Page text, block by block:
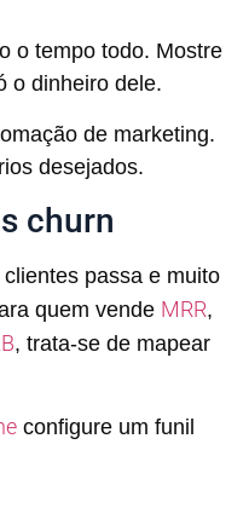
o tempo todo. Mostre
o dinheiro dele.
de marketing.
desejados.
churn
passa e muito
quem vende MRR,
, trata-se de mapear
configure um funil